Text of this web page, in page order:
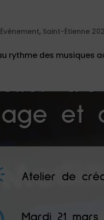
Événement, Saint-Étienne
rythme des musiques